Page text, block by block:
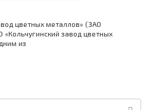
цветных металлов» (ЗАО
«Кольчугинский завод цветных
из